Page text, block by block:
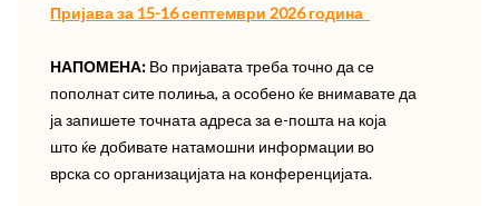
Пријава за 15-16 септември 2026 година
НАПОМЕНА: Во пријавата треба точно да се
пополнат сите полиња, а особено ќе внимавате да
ја запишете точната адреса за е-пошта на која
што ќе добивате натамошни информации во
врска со организацијата на конференцијата.